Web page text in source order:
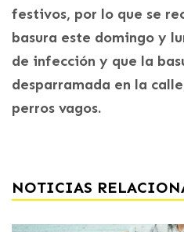
festivos, por lo que se
basura este domingo y
de infección y que la
desparramada en la
perros vagos.
NOTICIAS